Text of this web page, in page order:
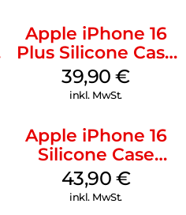
Apple iPhone 16
Plus Silicone Case
MagSafe Plum
39,90€
inkl. MwSt.
Apple iPhone 16
Silicone Case
MagSafe Plum
43,90 €
inkl. MwSt.